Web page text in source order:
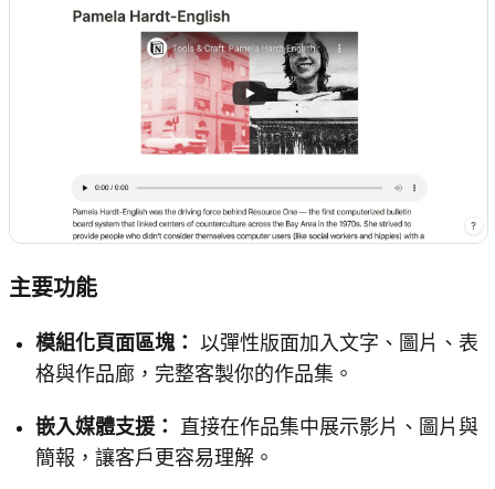
主要功能
模組化頁面區塊： 以彈性版面加入文字、圖片、表
格與作品廊，完整客製你的作品集。
嵌入媒體支援：
直接在作品集中展示影片、圖片與
簡報，讓客戶更容易理解。